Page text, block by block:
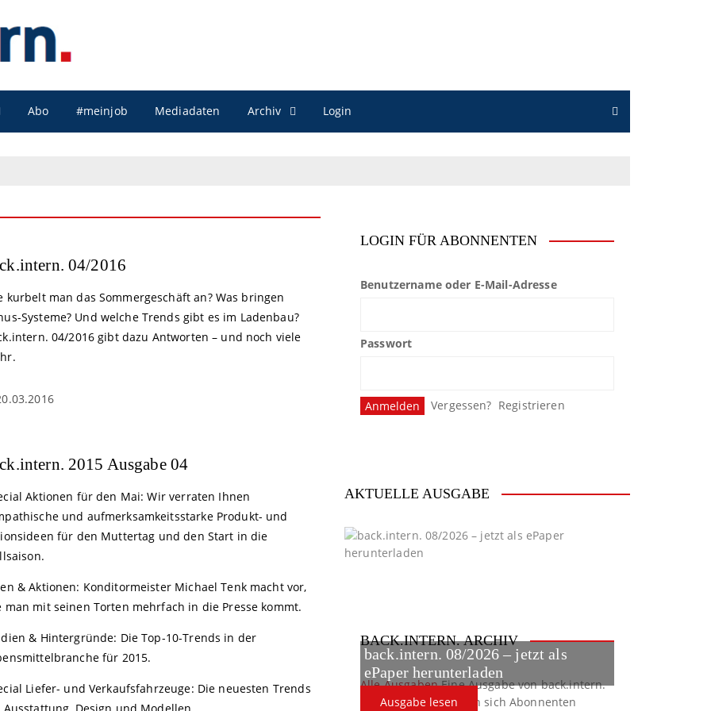
Abo #meinjob Mediadaten Archiv Login
04/2016
kurbelt man das Sommergeschäft an? Was bringen
Systeme? Und welche Trends gibt es im Ladenbau?
04/2016 gibt dazu Antworten – und noch viele
2015 Ausgabe 04
Aktionen für den Mai: Wir verraten Ihnen
und aufmerksamkeitsstarke Produkt- und
für den Muttertag und den Start in die
& Aktionen: Konditormeister Michael Tenk macht vor,
man mit seinen Torten mehrfach in die Presse kommt.
& Hintergründe: Die Top-10-Trends in der
für 2015.
Liefer- und Verkaufsfahrzeuge: Die neuesten Trends
LOGIN FÜR ABONNENTEN
Benutzername oder E-Mail-Adresse
Passwort
Vergessen? Registrieren
AKTUELLE AUSGABE
back.intern. 08/2026 – jetzt als
ePaper herunterladen
Ausgabe lesen
BACK.INTERN. ARCHIV
Alle AusgabenEine Ausgabe von back.intern.
verpasst? Hier können sich Abonnenten